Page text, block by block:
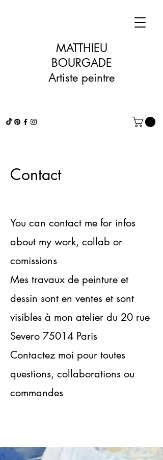
MATTHIEU
BOURGADE
Artiste peintre
Contact
You can contact me for infos
about my work, collab or
comissions
Mes travaux de peinture et
dessin sont en ventes et sont
visibles à mon atelier du 20 rue
Severo 75014 Paris
Contactez moi pour toutes
questions, collaborations ou
commandes